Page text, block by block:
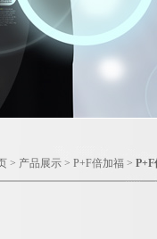
> 产品展示 > P+F倍加福 >